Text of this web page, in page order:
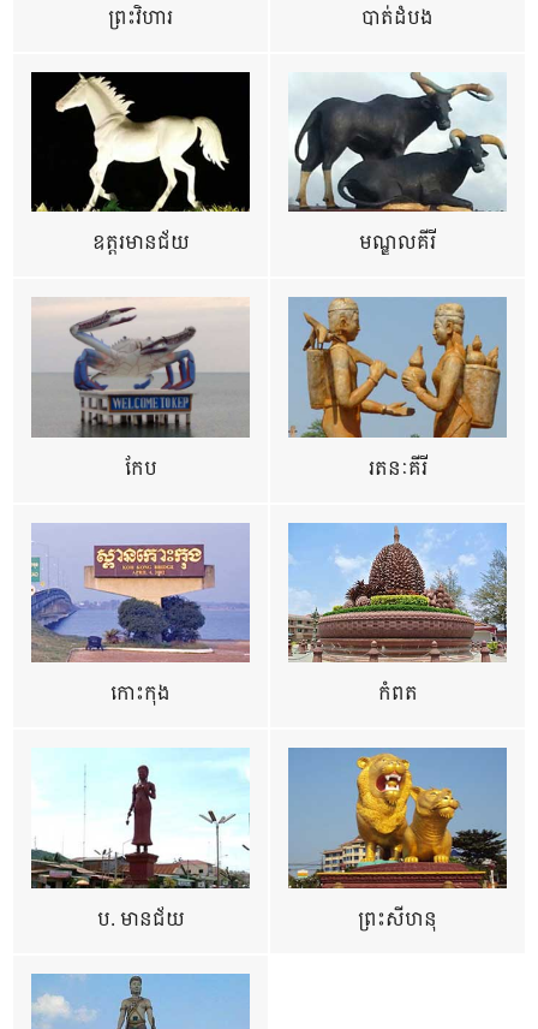
ព្រះវិហារ បាត់ដំបង
ឧត្ដរមានជ័យ មណ្ឌលគីរី
កែប រតនៈគីរី
កោះកុង កំពត
ប. មានជ័យ ព្រះសីហនុ